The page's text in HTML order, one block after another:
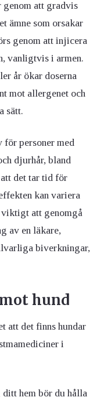
att gradvis
ämne som orsakar
genom att injicera
vanligtvis i armen.
år ökar doserna
mot allergenet och
sätt.
personer med
djurhår, bland
det tar tid för
kan variera
viktigt att genomgå
av en läkare,
biverkningar,
hund
att det finns hundar
i
hem bör du hålla